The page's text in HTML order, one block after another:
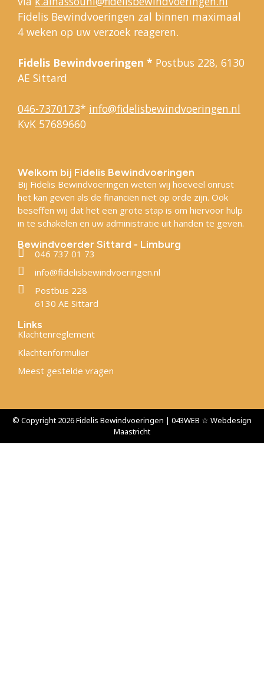
Fidelis Bewindvoeringen zal binnen maximaal
4 weken op uw verzoek reageren.
Fidelis Bewindvoeringen * Postbus 228, 6130
AE Sittard
046-7370173* info@fidelisbewindvoeringen.nl
KvK 57689660
Welkom bij Fidelis Bewindvoeringen
Bij Fidelis Bewindvoeringen weten wij hoeveel onrust
het kan geven als de financiën niet op orde zijn. Ook
beseffen wij dat het een grote stap is om hiervoor hulp
in te schakelen en uw administratie uit handen te geven.
Bewindvoerder Sittard - Limburg
046 737 01 73
info@fidelisbewindvoeringen.nl
Postbus 228
6130 AE Sittard
Links
Klachtenreglement
Klachtenformulier
Meest gestelde vragen
© Copyright 2026 Fidelis Bewindvoeringen | 043WEB ☆ Webdesign
Maastricht